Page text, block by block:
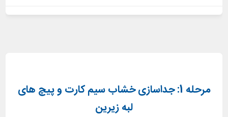
مرحله 1: جداسازی خشاب سیم کارت و پیچ های
لبه زیرین